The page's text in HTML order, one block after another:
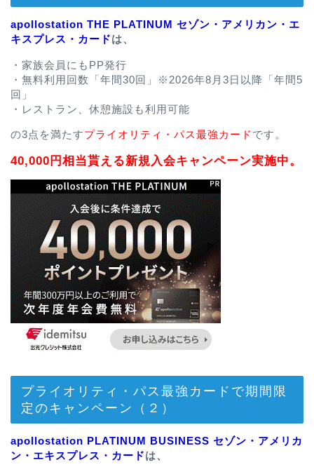
apollostation THE PLATINUM セゾン・アメリカン・エ
キスプレス・カードは、
・家族会員にもPP発行
・無料利用回数「年間30回」※2026年8月3日以降「年間5
回」
・レストラン、休憩施設も利用可能
の3点を満たすプライオリティ・パス最強カード です。
40,000円相当貰える新規入会キャンペーン実施中。
プライオリティ・パス最強カードで期間限
定のキャンペーン（２）
apollostation PLATINUM BUSINESS セゾン・アメリカ
ン・エキスプレス・カードは、